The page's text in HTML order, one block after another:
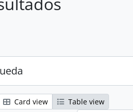
Card view
Table view